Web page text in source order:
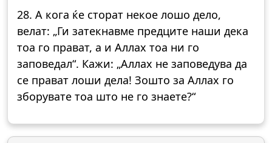
28. А кога ќе сторат некое лошо дело,
велат: „Ги затекнавме предците наши дека
тоа го прават, а и Аллах тоа ни го
заповедал“. Кажи: „Аллах не заповедува да
се прават лоши дела! Зошто за Аллах го
зборувате тоа што не го знаете?“